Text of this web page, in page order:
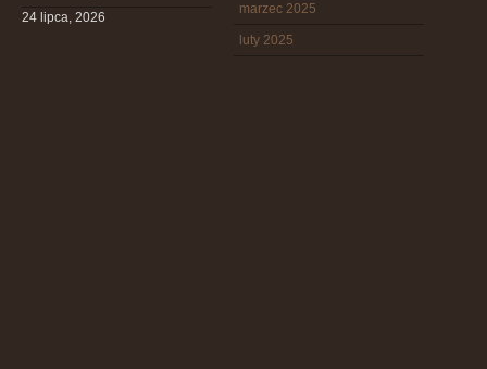
24 lipca, 2026
marzec 2025
luty 2025